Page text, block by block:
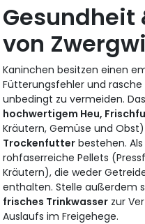
Gesundheit
von
Kaninchen besitzen einen
Fütterungsfehler und
unbedingt zu vermeiden.
hochwertigem Heu,
Kräutern, Gemüse und
Trockenfutter bestehen.
rohfaserreiche Pellets
Kräutern), die weder
enthalten. Stelle außerdem
frisches Trinkwasser zur
Auslaufs im Freigehege.